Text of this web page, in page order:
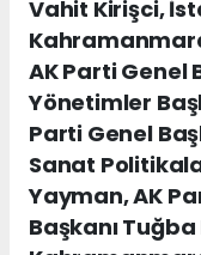
Vahit Kirişci,
AK Parti Genel
Yönetimler
Parti Genel
Sanat
Yayman, AK
Başkanı Tuğba